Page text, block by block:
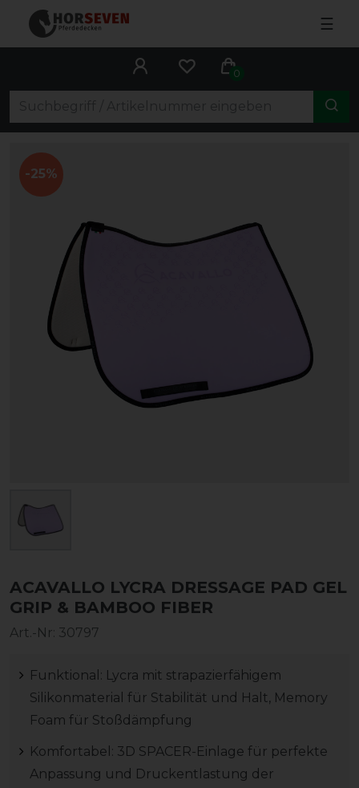
☰
0
-25%
ACAVALLO LYCRA DRESSAGE PAD GEL
GRIP & BAMBOO FIBER
Art.-Nr: 30797
Funktional: Lycra mit strapazierfähigem
Silikonmaterial für Stabilität und Halt, Memory
Foam für Stoßdämpfung
Komfortabel: 3D SPACER-Einlage für perfekte
Anpassung und Druckentlastung der